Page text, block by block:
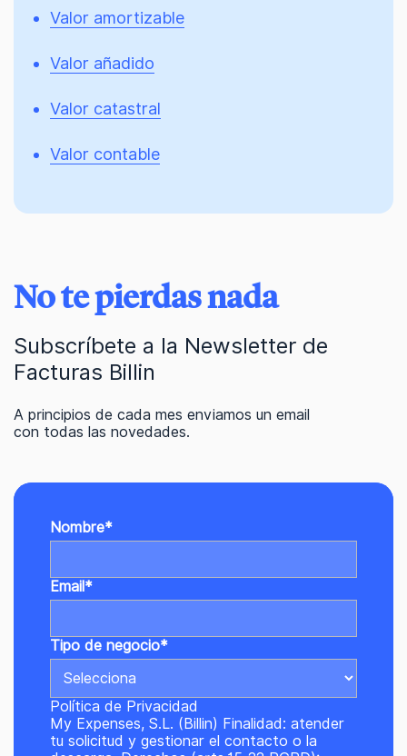
Valor amortizable
Valor añadido
Valor catastral
Valor contable
No te pierdas nada
Subscríbete a la Newsletter de
Facturas Billin
A principios de cada mes enviamos un email
con todas las novedades.
Nombre*
Email*
Tipo de negocio*
Política de Privacidad
My Expenses, S.L. (Billin) Finalidad: atender
tu solicitud y gestionar el contacto o la